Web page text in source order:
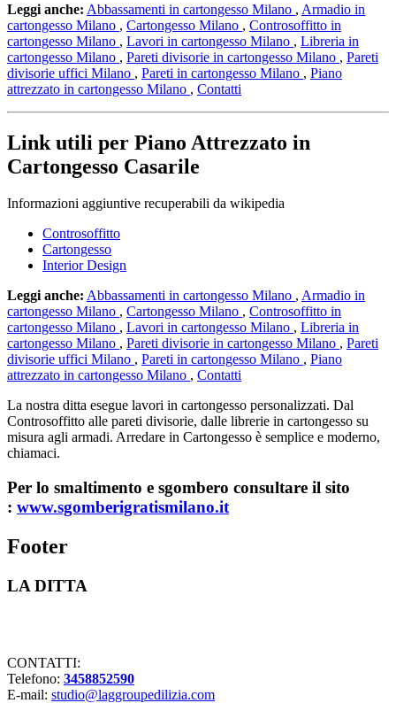
Leggi anche: Abbassamenti in cartongesso Milano , Armadio in
cartongesso Milano , Cartongesso Milano , Controsoffitto in
cartongesso Milano , Lavori in cartongesso Milano , Libreria in
cartongesso Milano , Pareti divisorie in cartongesso Milano , Pareti
divisorie uffici Milano , Pareti in cartongesso Milano , Piano
attrezzato in cartongesso Milano , Contatti
Link utili per Piano Attrezzato in
Cartongesso Casarile
Informazioni aggiuntive recuperabili da wikipedia
Controsoffitto
Cartongesso
Interior Design
Leggi anche: Abbassamenti in cartongesso Milano , Armadio in
cartongesso Milano , Cartongesso Milano , Controsoffitto in
cartongesso Milano , Lavori in cartongesso Milano , Libreria in
cartongesso Milano , Pareti divisorie in cartongesso Milano , Pareti
divisorie uffici Milano , Pareti in cartongesso Milano , Piano
attrezzato in cartongesso Milano , Contatti
La nostra ditta esegue lavori in cartongesso personalizzati. Dal
Controsoffitto alle pareti divisorie, dalle librerie in cartongesso su
misura agli armadi. Arredare in Cartongesso è semplice e moderno,
chiamaci.
Per lo smaltimento e sgombero consultare il sito
: www.sgomberigratismilano.it
Footer
LA DITTA
CONTATTI:
Telefono: 3458852590
E-mail: studio@laggroupedilizia.com